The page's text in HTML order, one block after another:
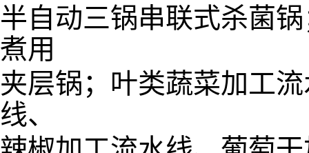
半自动三锅串联式杀菌
煮用
夹层锅；叶类蔬菜加工
线、